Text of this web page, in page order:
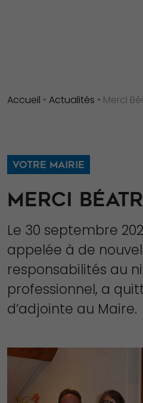
Accueil • Actualités • Merci
VOTRE MAIRIE
MERCI
Le 30 septembre
appelée à de
responsabilités au
professionnel, a
d’adjointe au Maire.